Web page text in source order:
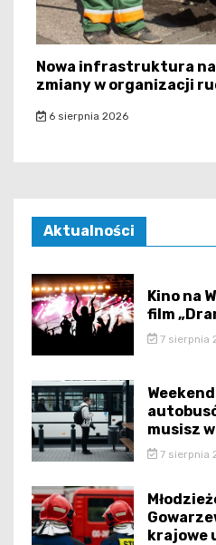
Nowa infrastruktura na
zmiany w organizacji
6 sierpnia 2026
Aktualności
Kino na
film
7 sierpnia
musisz
7 sierpnia
krajowe